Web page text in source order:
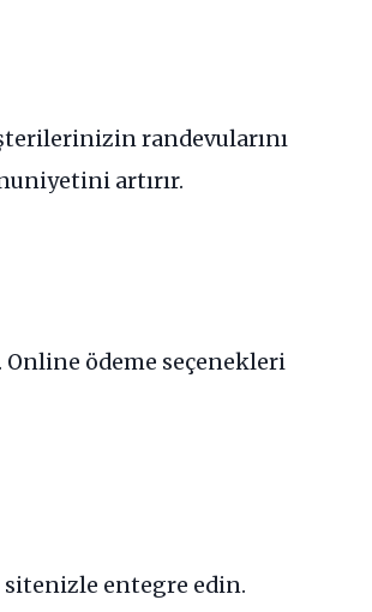
randevularını
artırır.
Online ödeme seçenekleri
sitenizle entegre edin.